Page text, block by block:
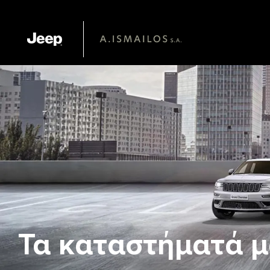
Τα καταστήματά